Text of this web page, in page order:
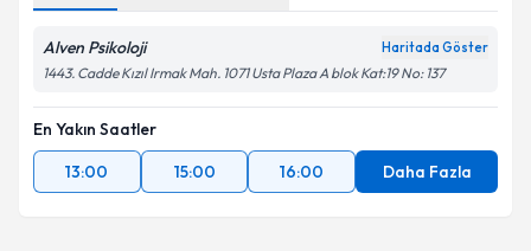
Alven Psikoloji Haritada Göster
1443. Cadde Kızıl Irmak Mah. 1071 Usta Plaza A blok Kat:19 No: 137
En Yakın Saatler
13:00
15:00 16:00 Daha Fazla